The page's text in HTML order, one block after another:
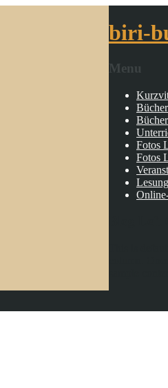
biri-
Menu
Fotos
Fotos